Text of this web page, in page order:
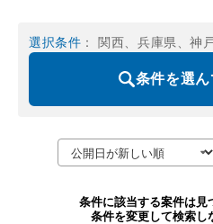
選択条件 ： 関西、兵庫県、神
条件を選
条件に該当する案件は見
条件を変更して検索し